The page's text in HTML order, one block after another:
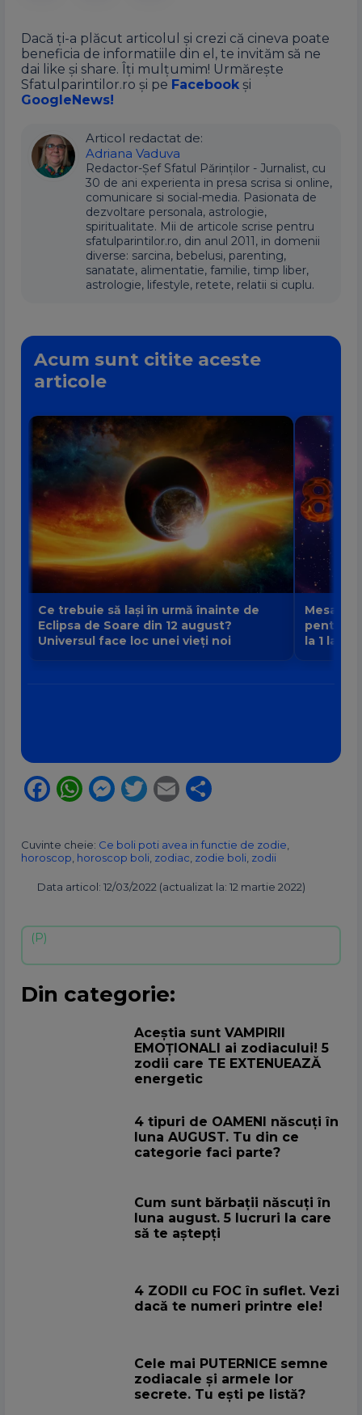
Dacă ți-a plăcut articolul și crezi că cineva poate
beneficia de informatiile din el, te invităm să ne
dai like și share. Îți mulțumim! Urmărește
Sfatulparintilor.ro și pe Facebook și
GoogleNews!
Articol redactat de:
Adriana Vaduva
Redactor-Șef Sfatul Părinților - Jurnalist, cu
30 de ani experienta in presa scrisa si online,
comunicare si social-media. Pasionata de
dezvoltare personala, astrologie,
spiritualitate. Mii de articole scrise pentru
sfatulparintilor.ro, din anul 2011, in domenii
diverse: sarcina, bebelusi, parenting,
sanatate, alimentatie, familie, timp liber,
astrologie, lifestyle, retete, relatii si cuplu.
Acum sunt citite aceste
articole
Ce trebuie să lași în urmă înainte de
Eclipsa de Soare din 12 august?
Universul face loc unei vieți noi
Mesajul
pentru
la 1 la 9
Facebook
WhatsApp
Messenger
Twitter
Email
Cuvinte cheie: Ce boli poti avea in functie de zodie
horoscop horoscop boli zodiac zodie boli zodii
Data articol: 12/03/2022 (actualizat la: 12 martie 2022)
Din categorie:
Aceștia sunt VAMPIRII
EMOȚIONALI ai zodiacului! 5
zodii care TE EXTENUEAZĂ
energetic
4 tipuri de OAMENI născuți în
luna AUGUST. Tu din ce
categorie faci parte?
Cum sunt bărbații născuți în
luna august. 5 lucruri la care
să te aștepți
4 ZODII cu FOC în suflet. Vezi
dacă te numeri printre ele!
Cele mai PUTERNICE semne
zodiacale și armele lor
secrete. Tu ești pe listă?